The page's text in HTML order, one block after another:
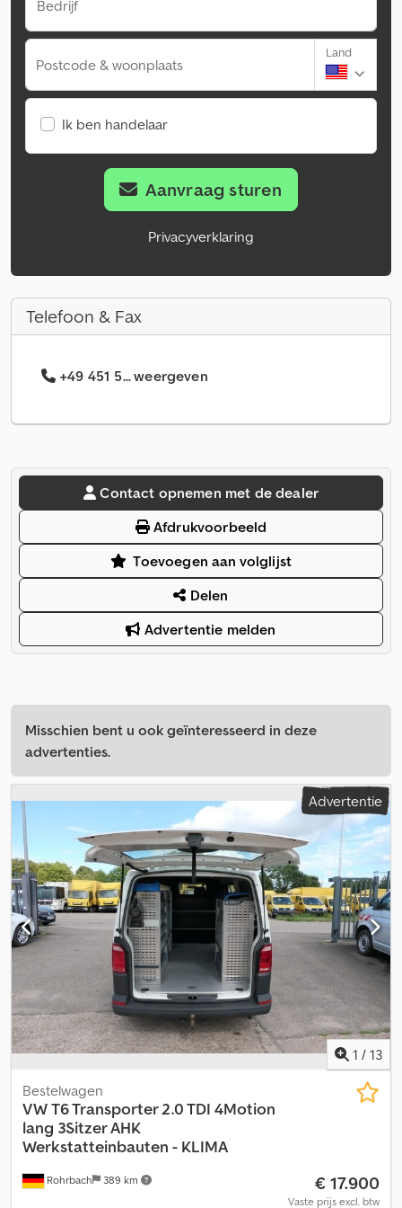
Bedrijf
Postcode & woonplaats
Land
Ik ben handelaar
Aanvraag sturen
Privacyverklaring
Telefoon & Fax
+49 451 5... weergeven
Contact opnemen met de dealer
Afdrukvoorbeeld
Toevoegen aan volglijst
Delen
Advertentie melden
Misschien bent u ook geïnteresseerd in deze
advertenties.
Advertentie
1 / 13
Rohrbach 389 km
Bestelwagen
VWT6 Transporter 2.0 TDI 4Motion
lang 3Sitzer AHK
Werkstatteinbauten - KLIMA
€ 17.900
Vaste prijs excl. btw